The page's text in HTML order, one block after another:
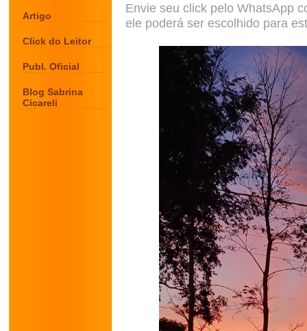
Artigo
Click do Leitor
Publ. Oficial
Blog Sabrina
Cicareli
Envie seu click pelo WhatsApp
ele poderá ser escolhido para